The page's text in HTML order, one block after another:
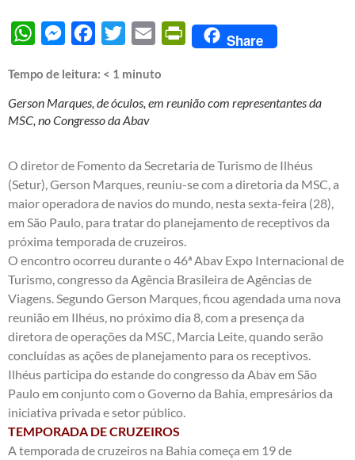
WhatsAppMessengerFacebook
Twitter Email PrintFriendly
Share
Tempo de leitura: < 1 minuto
Gerson Marques, de óculos, em reunião com representantes da
MSC, no Congresso da Abav
O diretor de Fomento da Secretaria de Turismo de Ilhéus
(Setur), Gerson Marques, reuniu-se com a diretoria da MSC, a
maior operadora de navios do mundo, nesta sexta-feira (28),
em São Paulo, para tratar do planejamento de receptivos da
próxima temporada de cruzeiros.
O encontro ocorreu durante o 46ª Abav Expo Internacional de
Turismo, congresso da Agência Brasileira de Agências de
Viagens. Segundo Gerson Marques, ficou agendada uma nova
reunião em Ilhéus, no próximo dia 8, com a presença da
diretora de operações da MSC, Marcia Leite, quando serão
concluídas as ações de planejamento para os receptivos.
Ilhéus participa do estande do congresso da Abav em São
Paulo em conjunto com o Governo da Bahia, empresários da
iniciativa privada e setor público.
TEMPORADA DE CRUZEIROS
A temporada de cruzeiros na Bahia começa em 19 de